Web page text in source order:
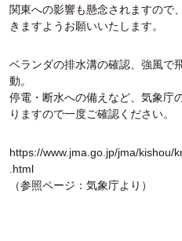
関東への影響も懸念されますので
きますようお願いいたします。
ベランダの排水溝の確認、強風で
動。
停電・断水への備えなど、気象庁
りますので一度ご確認ください。
https://www.jma.go.jp/jma/kishou/
.html
（参照ページ：気象庁より）